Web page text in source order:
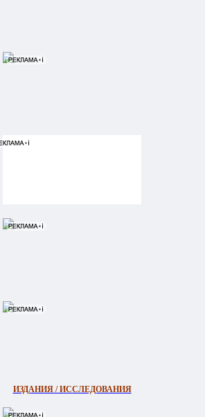
ИЗДАНИЯ / ИССЛЕДОВАНИЯ